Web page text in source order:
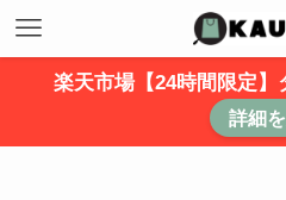
楽天市場【24時間限定】
詳細